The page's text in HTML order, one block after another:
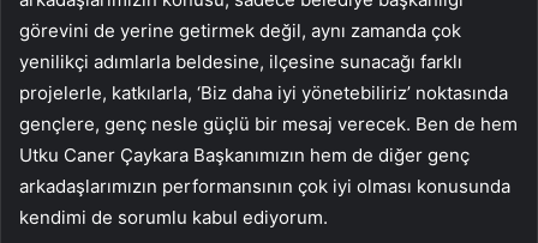
görevini de yerine getirmek değil, aynı zamanda çok
yenilikçi adımlarla beldesine, ilçesine sunacağı farklı
projelerle, katkılarla, ‘Biz daha iyi yönetebiliriz’ noktasında
gençlere, genç nesle güçlü bir mesaj verecek. Ben de hem
Utku Caner Çaykara Başkanımızın hem de diğer genç
arkadaşlarımızın performansının çok iyi olması konusunda
kendimi de sorumlu kabul ediyorum.